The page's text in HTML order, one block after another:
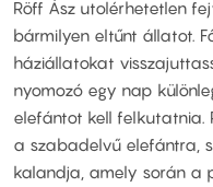
Röff Ász utolérhetetlen
bármilyen eltűnt állatot.
háziállatokat
nyomozó egy nap
elefántot kell felkutatnia.
a szabadelvű elefántra,
kalandja, amely során a